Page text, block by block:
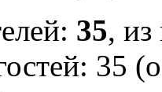
35, из
35